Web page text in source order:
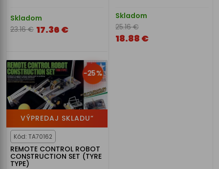
Skladom
23.16 € 17.36 €
Skladom
25.16 €
18.88 €
-25%
VÝPREDAJ SKLADU“
Kód: TA70162
REMOTE CONTROL ROBOT
CONSTRUCTION SET (TYRE
TYPE)